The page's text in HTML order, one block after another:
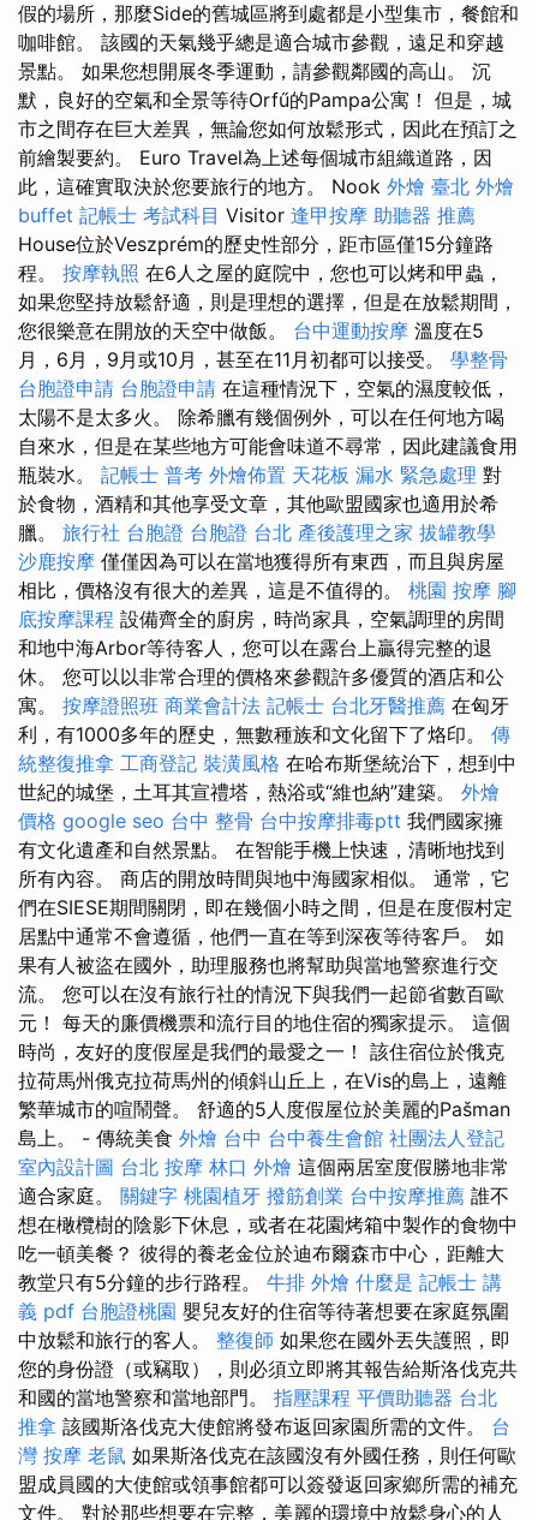
假的場所，那麼Side的舊城區將到處都是小型集市，餐館和
咖啡館。 該國的天氣幾乎總是適合城市參觀，遠足和穿越
景點。 如果您想開展冬季運動，請參觀鄰國的高山。 沉
默，良好的空氣和全景等待Orfű的Pampa公寓！ 但是，城
市之間存在巨大差異，無論您如何放鬆形式，因此在預訂之
前繪製要約。 Euro Travel為上述每個城市組織道路，因
此，這確實取決於您要旅行的地方。 Nook 外燴 臺北 外燴
buffet 記帳士 考試科目 Visitor 逢甲按摩 助聽器 推薦
House位於Veszprém的歷史性部分，距市區僅15分鐘路
程。 按摩執照 在6人之屋的庭院中，您也可以烤和甲蟲，
如果您堅持放鬆舒適，則是理想的選擇，但是在放鬆期間，
您很樂意在開放的天空中做飯。 台中運動按摩 溫度在5
月，6月，9月或10月，甚至在11月初都可以接受。 學整骨
台胞證申請 台胞證申請 在這種情況下，空氣的濕度較低，
太陽不是太多火。 除希臘有幾個例外，可以在任何地方喝
自來水，但是在某些地方可能會味道不尋常，因此建議食用
瓶裝水。 記帳士 普考 外燴佈置 天花板 漏水 緊急處理 對
於食物，酒精和其他享受文章，其他歐盟國家也適用於希
臘。 旅行社 台胞證 台胞證 台北 產後護理之家 拔罐教學
沙鹿按摩 僅僅因為可以在當地獲得所有東西，而且與房屋
相比，價格沒有很大的差異，這是不值得的。 桃園 按摩 腳
底按摩課程 設備齊全的廚房，時尚家具，空氣調理的房間
和地中海Arbor等待客人，您可以在露台上贏得完整的退
休。 您可以以非常合理的價格來參觀許多優質的酒店和公
寓。 按摩證照班 商業會計法 記帳士 台北牙醫推薦 在匈牙
利，有1000多年的歷史，無數種族和文化留下了烙印。 傳
統整復推拿 工商登記 裝潢風格 在哈布斯堡統治下，想到中
世紀的城堡，土耳其宣禮塔，熱浴或“維也納”建築。 外燴
價格 google seo 台中 整骨 台中按摩排毒ptt 我們國家擁
有文化遺產和自然景點。 在智能手機上快速，清晰地找到
所有內容。 商店的開放時間與地中海國家相似。 通常，它
們在SIESE期間關閉，即在幾個小時之間，但是在度假村定
居點中通常不會遵循，他們一直在等到深夜等待客戶。 如
果有人被盜在國外，助理服務也將幫助與當地警察進行交
流。 您可以在沒有旅行社的情況下與我們一起節省數百歐
元！ 每天的廉價機票和流行目的地住宿的獨家提示。 這個
時尚，友好的度假屋是我們的最愛之一！ 該住宿位於俄克
拉荷馬州俄克拉荷馬州的傾斜山丘上，在Vis的島上，遠離
繁華城市的喧鬧聲。 舒適的5人度假屋位於美麗的Pašman
島上。 - 傳統美食 外燴 台中 台中養生會館 社團法人登記
室內設計圖 台北 按摩 林口 外燴 這個兩居室度假勝地非常
適合家庭。 關鍵字 桃園植牙 撥筋創業 台中按摩推薦 誰不
想在橄欖樹的陰影下休息，或者在花園烤箱中製作的食物中
吃一頓美餐？ 彼得的養老金位於迪布爾森市中心，距離大
教堂只有5分鐘的步行路程。 牛排 外燴 什麼是 記帳士 講
義 pdf 台胞證桃園 嬰兒友好的住宿等待著想要在家庭氛圍
中放鬆和旅行的客人。 整復師 如果您在國外丟失護照，即
您的身份證（或竊取），則必須立即將其報告給斯洛伐克共
和國的當地警察和當地部門。 指壓課程 平價助聽器 台北
推拿 該國斯洛伐克大使館將發布返回家園所需的文件。 台
灣 按摩 老鼠 如果斯洛伐克在該國沒有外國任務，則任何歐
盟成員國的大使館或領事館都可以簽發返回家鄉所需的補充
文件。 對於那些想要在完整，美麗的環境中放鬆身心的人